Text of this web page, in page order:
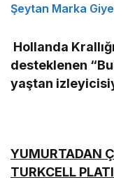
Şeytan Marka
Hollanda
desteklenen
yaştan
YUMURTADAN
TURKCELL